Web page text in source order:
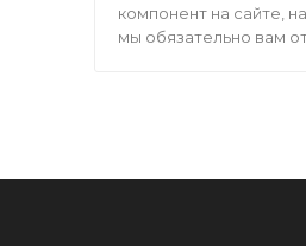
компонент на сайте,
мы обязательно вам